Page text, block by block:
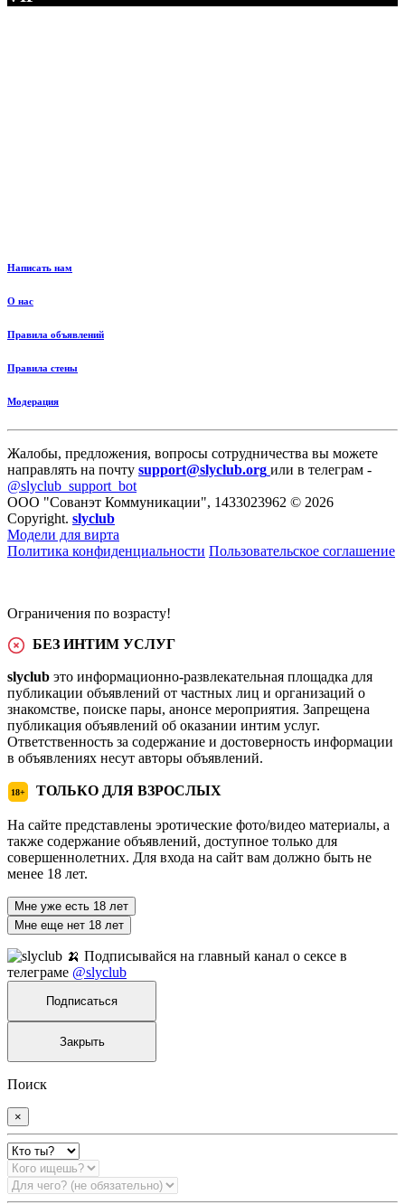
Написать нам
О нас
Правила объявлений
Правила стены
Модерация
Жалобы, предложения, вопросы сотрудничества вы можете
направлять на почту support@slyclub.org или в телеграм -
@slyclub_support_bot
ООО "Сованэт Коммуникации", 1433023962 © 2026
Copyright. slyclub
Модели для вирта
Политика конфиденциальности Пользовательское соглашение
Ограничения по возрасту!
БЕЗ ИНТИМ УСЛУГ
slyclub это информационно-развлекательная площадка для
публикации объявлений от частных лиц и организаций о
знакомстве, поиске пары, анонсе мероприятия. Запрещена
публикация объявлений об оказании интим услуг.
Ответственность за содержание и достоверность информации
в объявлениях несут авторы объявлений.
18+ ТОЛЬКО ДЛЯ ВЗРОСЛЫХ
На сайте представлены эротические фото/видео материалы, а
также содержание объявлений, доступное только для
совершеннолетних. Для входа на сайт вам должно быть не
менее 18 лет.
Мне уже есть 18 лет
Мне еще нет 18 лет
🍌 Подписывайся на главный канал о сексе в
телеграме @slyclub
Подписаться
Закрыть
Поиск
×